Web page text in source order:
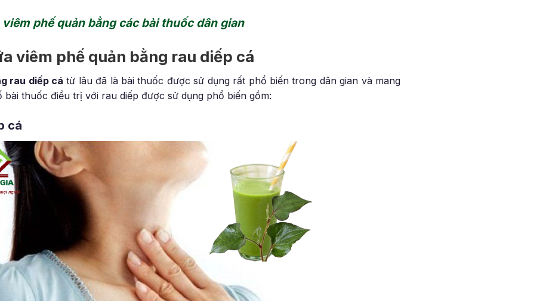
viêm phế quản bằng các bài thuốc dân gian
viêm phế quản bằng rau diếp cá
rau diếp cá từ lâu đã là bài thuốc được sử dụng rất phổ biến trong dân gian và mang
bài thuốc điều trị với rau diếp được sử dụng phổ biến gồm:
cá